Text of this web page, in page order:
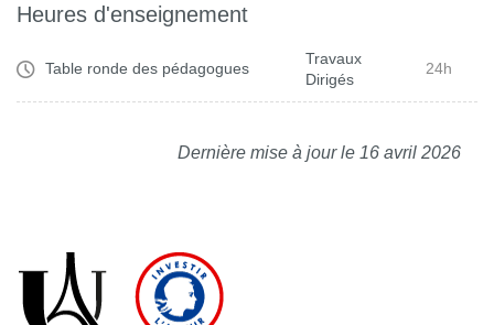
Heures d'enseignement
Table ronde des pédagogues
Travaux
Dirigés
24h
Dernière mise à jour le 16 avril 2026